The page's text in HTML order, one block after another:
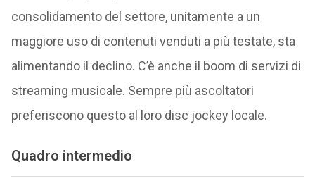
consolidamento del settore, unitamente a un
maggiore uso di contenuti venduti a più testate, sta
alimentando il declino. C’è anche il boom di servizi di
streaming musicale. Sempre più ascoltatori
preferiscono questo al loro disc jockey locale.
Quadro intermedio